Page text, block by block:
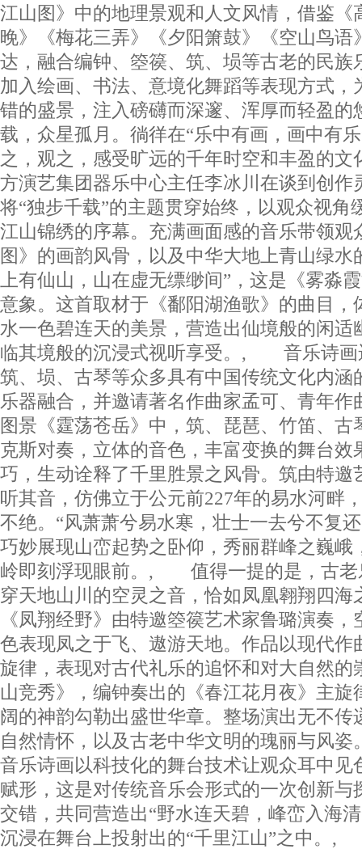
江山图》中的地理景观和人文风情，借鉴《
晚》《梅花三弄》《夕阳箫鼓》《空山鸟语
达，融合编钟、箜篌、筑、埙等古老的民族
加入绘画、书法、意境化舞蹈等表现方式，
错的盛景，注入磅礴而深邃、浑厚而轻盈的
载，众星孤月。徜徉在“乐中有画，画中有
之，观之，感受旷远的千年时空和丰盈
方演艺集团器乐中心主任李冰川在谈到创作
将“独步千载”的主题贯穿始终，以观众视角
江山锦绣的序幕。充满画面感的音乐带领观
图》的画韵风骨，以及中华大地上青山绿水
上有仙山，山在虚无缥缈间”，这是《雾淼
意象。这首取材于《鄱阳湖渔歌》的曲目，
水一色碧连天的美景，营造出仙境般的闲适
临其境般的沉浸式视听享受。, 音乐诗画
筑、埙、古琴等众多具有中国传统文化内涵
乐器融合，并邀请著名作曲家孟可、青年作
图景《霆荡苍岳》中，筑、琵琶、竹笛、古
克斯对奏，立体的音色，丰富变换的舞台效
巧，生动诠释了千里胜景之风骨。筑由特邀
听其音，仿佛立于公元前227年的易水河畔
不绝。“风萧萧兮易水寒，壮士一去兮不复
巧妙展现山峦起势之卧仰，秀丽群峰之巍峨
岭即刻浮现眼前。, 值得一提的是，古老
穿天地山川的空灵之音，恰如凤凰翱翔四海
《凤翔经野》由特邀箜篌艺术家鲁璐演奏
色表现凤之于飞、遨游天地。作品以现代作
旋律，表现对古代礼乐的追怀和对大自然的
山竞秀》，编钟奏出的《春江花月夜》主旋
阔的神韵勾勒出盛世华章。整场演出无不传
自然情怀，以及古老中华文明的瑰丽与
音乐诗画以科技化的舞台技术让观众耳中见
赋形，这是对传统音乐会形式的一次创新与
交错，共同营造出“野水连天碧，峰峦入海
沉浸在舞台上投射出的“千里江山”之中